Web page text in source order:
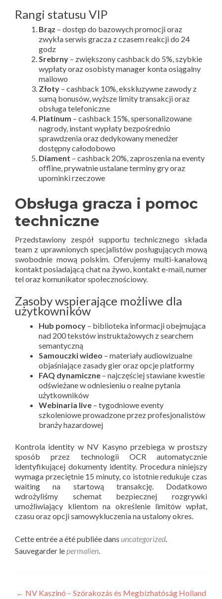
Rangi statusu VIP
Brąz – dostęp do bazowych promocji oraz
zwykła serwis gracza z czasem reakcji do 24
godz
Srebrny – zwiększony cashback do 5%, szybkie
wypłaty oraz osobisty manager konta osiągalny
mailowo
Złoty – cashback 10%, ekskluzywne zawody z
sumą bonusów, wyższe limity transakcji oraz
obsługa telefoniczne
Platinum – cashback 15%, spersonalizowane
nagrody, instant wypłaty bezpośrednio
sprawdzenia oraz dedykowany menedżer
dostępny całodobowo
Diament – cashback 20%, zaproszenia na eventy
offline, prywatnie ustalane terminy gry oraz
upominki rzeczowe
Obsługa gracza i pomoc
techniczne
Przedstawiony zespół supportu technicznego składa
team z uprawnionych specjalistów posługujących mową
swobodnie mową polskim. Oferujemy multi-kanałową
kontakt posiadającą chat na żywo, kontakt e-mail, numer
tel oraz komunikator społecznościowy.
Zasoby wspierające możliwe dla
użytkowników
Hub pomocy – biblioteka informacji obejmująca
nad 200 tekstów instruktażowych z searchem
semantyczną
Samouczki wideo – materiały audiowizualne
objaśniające zasady gier oraz opcje platformy
FAQ dynamiczne – najczęściej stawiane kwestie
odświeżane w odniesieniu o realne pytania
użytkowników
Webinaria live – tygodniowe eventy
szkoleniowe prowadzone przez profesjonalistów
branży hazardowej
Kontrola identity w NV Kasyno przebiega w prostszy
sposób przez technologii OCR automatycznie
identyfikującej dokumenty identity. Procedura niniejszy
wymaga przeciętnie 15 minuty, co istotnie redukuje czas
waiting na startową transakcję. Dodatkowo
wdrożyliśmy schemat bezpiecznej rozgrywki
umożliwiający klientom na określenie limitów wpłat,
czasu oraz opcji samowykluczenia na ustalony okres.
Cette entrée a été publiée dans uncategorized.
Sauvegarder lepermalien.
← NV Kaszinó – Szórakozás és Megbízhatóság Holland